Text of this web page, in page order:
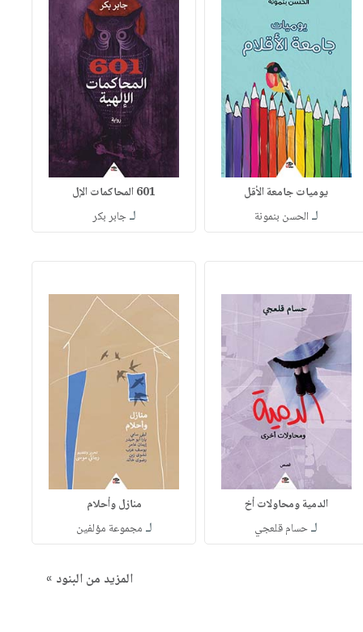
يوميات جامعة الأقل
لـ الحسن بنمونة
601 المحاكمات الإل
لـجابر بكر
الدمية ومحاولات أخ
لـحسام قلعجي
منازل وأحلام
لـ مجموعة مؤلفين
المزيد من البنود »